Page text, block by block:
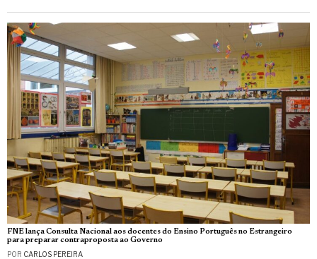
FNE lança Consulta Nacional aos docentes do Ensino Português no Estrangeiro
para preparar contraproposta ao Governo
POR CARLOS PEREIRA